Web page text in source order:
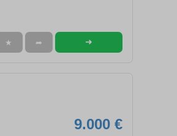
★ ➦ ➜
9.000 €